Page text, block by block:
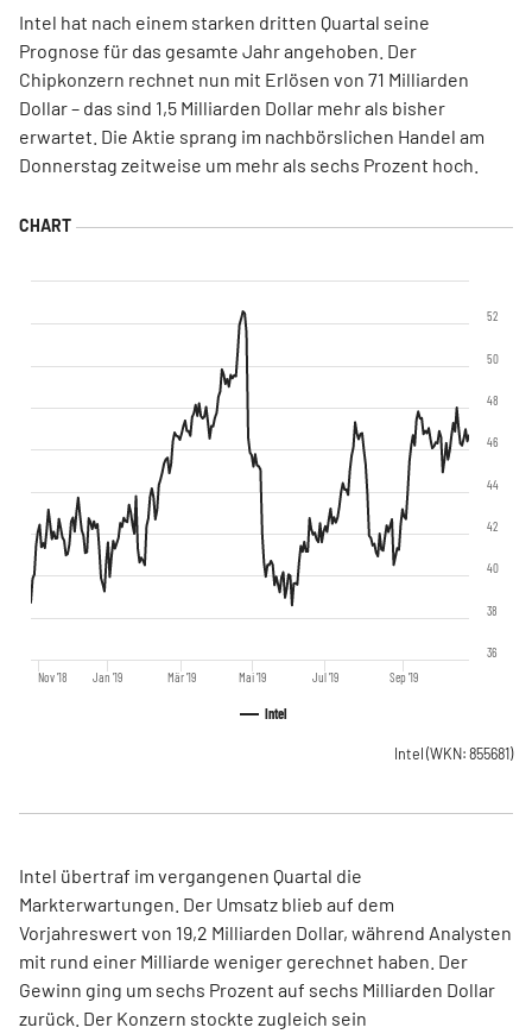
Intel hat nach einem starken dritten Quartal seine
Prognose für das gesamte Jahr angehoben. Der
Chipkonzern rechnet nun mit Erlösen von 71 Milliarden
Dollar – das sind 1,5 Milliarden Dollar mehr als bisher
erwartet. Die Aktie sprang im nachbörslichen Handel am
Donnerstag zeitweise um mehr als sechs Prozent hoch.
Intel
Nov '18 Jan '19 Mär '19 Mai '19 Jul '19 Sep '19
36
38
40
42
44
46
48
50
52
Intel (WKN: 855681)
Intel übertraf im vergangenen Quartal die
Markterwartungen. Der Umsatz blieb auf dem
Vorjahreswert von 19,2 Milliarden Dollar, während Analysten
mit rund einer Milliarde weniger gerechnet haben. Der
Gewinn ging um sechs Prozent auf sechs Milliarden Dollar
zurück. Der Konzern stockte zugleich sein